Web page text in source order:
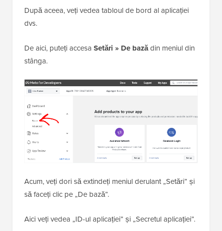
După aceea, veți vedea tabloul de bord al aplicației
dvs.
De aici, puteți accesa Setări » De bazădin meniul din
stânga.
Acum, veți dori să extindeți meniul derulant „Setări” și
să faceți clic pe „De bază”.
Aici veți vedea „ID-ul aplicației” și „Secretul aplicației”.